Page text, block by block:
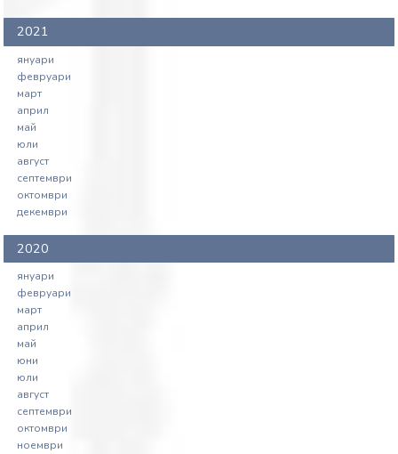
2021
януари
февруари
март
април
май
юли
август
септември
октомври
декември
2020
януари
февруари
март
април
май
юни
юли
август
септември
октомври
ноември